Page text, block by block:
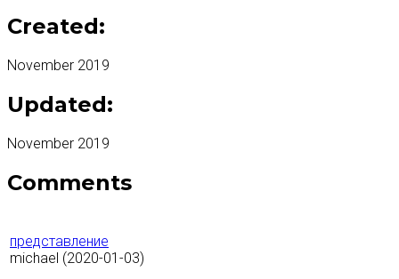
Created:
November 2019
Updated:
November 2019
Comments
представление
michael (2020-01-03)